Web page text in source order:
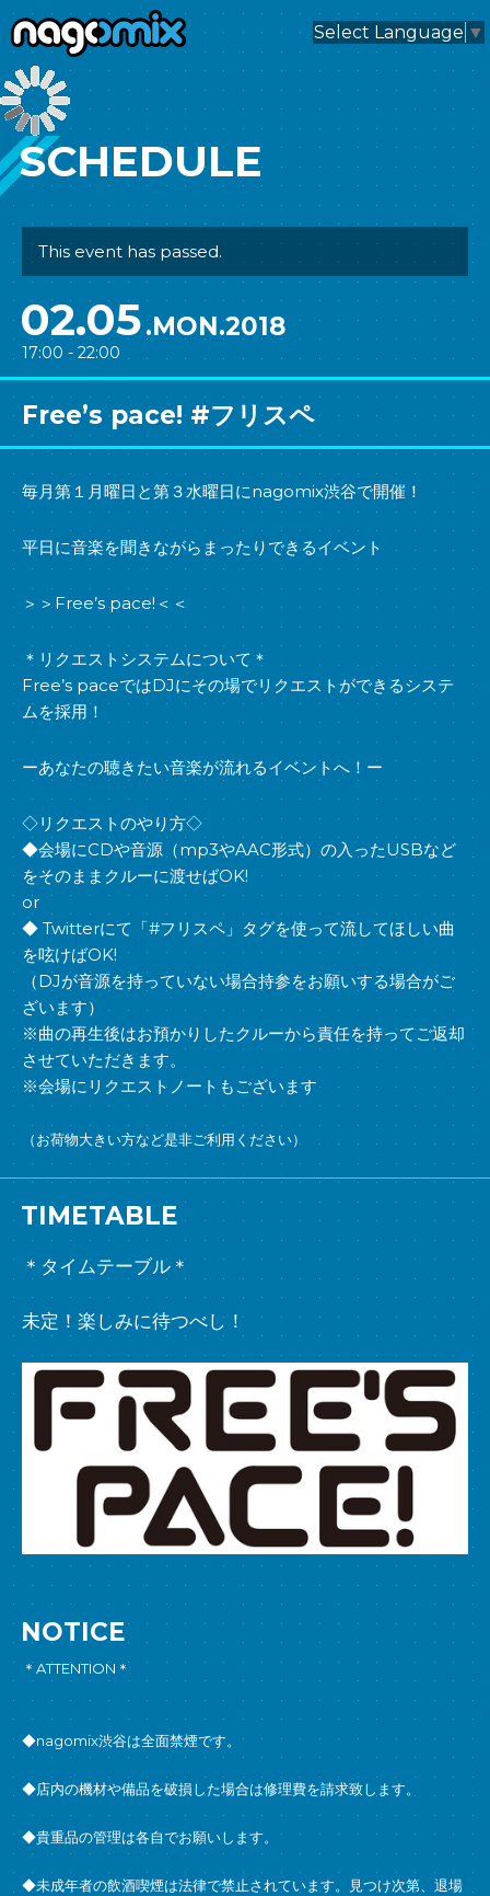
nagomix
Select Language ▼
SCHEDULE
This event has passed.
02.05.MON.2018
17:00 - 22:00
Free’s pace! #フリスペ
毎月第１月曜日と第３水曜日にnagomix渋谷で開催！
平日に音楽を聞きながらまったりできるイベント
＞＞Free’s pace!＜＜
＊リクエストシステムについて＊
Free’s paceではDJにその場でリクエストができるシステ
ムを採用！
ーあなたの聴きたい音楽が流れるイベントへ！ー
◇リクエストのやり方◇
◆会場にCDや音源（mp3やAAC形式）の入ったUSBなど
をそのままクルーに渡せばOK!
or
◆ Twitterにて「#フリスペ」タグを使って流してほしい曲
を呟けばOK!
（DJが音源を持っていない場合持参をお願いする場合がご
ざいます）
※曲の再生後はお預かりしたクルーから責任を持ってご返却
させていただきます。
※会場にリクエストノートもございます
（お荷物大きい方など是非ご利用ください）
TIMETABLE
＊タイムテーブル＊
未定！楽しみに待つべし！
NOTICE
＊ATTENTION＊
◆nagomix渋谷は全面禁煙です。
◆店内の機材や備品を破損した場合は修理費を請求致します。
◆貴重品の管理は各自でお願いします。
◆未成年者の飲酒喫煙は法律で禁止されています。見つけ次第、退場